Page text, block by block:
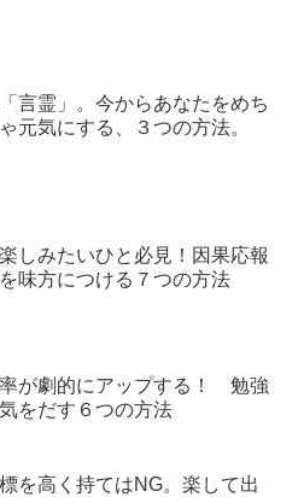
言霊」。今からあなたをめち
元気にする、３つの方法。
しみたいひと必見！因果応報
味方につける７つの方法
が劇的にアップする！ 勉強
をだす６つの方法
を高く持てはNG。楽して出